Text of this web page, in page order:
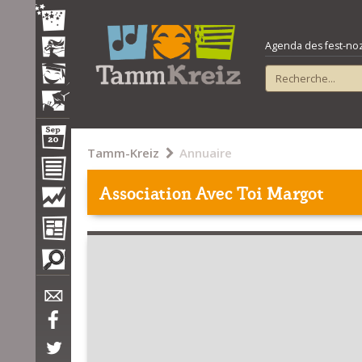
Agenda des fest-
Tamm-Kreiz Annuaire
Association Avec Toi Margot